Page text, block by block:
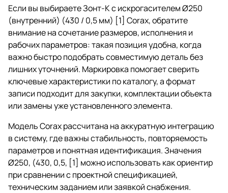
Если вы выбираете Зонт-К с искрогасителем Ø250
(внутренний) (430 / 0,5 мм) [1] Corax, обратите
внимание на сочетание размеров, исполнения и
рабочих параметров: такая позиция удобна, когда
важно быстро подобрать совместимую деталь без
лишних уточнений. Маркировка помогает сверить
ключевые характеристики по каталогу, а формат
записи подходит для закупки, комплектации объекта
или замены уже установленного элемента.
Модель Corax рассчитана на аккуратную интеграцию
в систему, где важны стабильность, повторяемость
параметров и понятная идентификация. Значения
Ø250, (430, 0,5, [1] можно использовать как ориентир
при сравнении с проектной спецификацией,
техническим заданием или заявкой снабжения.